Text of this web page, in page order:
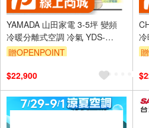
YAMADA 山田家電 3-5坪 變頻
冷暖分離式空調 冷氣 YDS-
FN28AH/YDC-FN28AH
贈OPENPOINT
$22,900